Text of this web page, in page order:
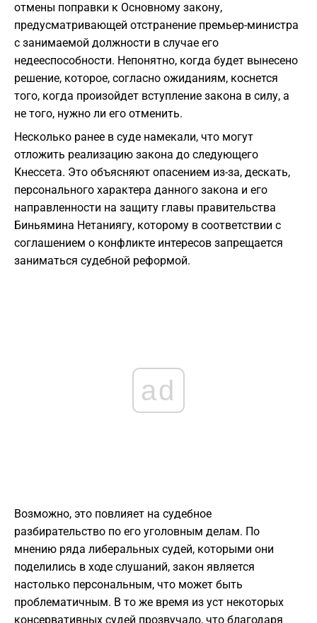
отмены поправки к Основному закону,
предусматривающей отстранение премьер-министра
с занимаемой должности в случае его
недееспособности. Непонятно, когда будет вынесено
решение, которое, согласно ожиданиям, коснется
того, когда произойдет вступление закона в силу, а
не того, нужно ли его отменить.
Несколько ранее в суде намекали, что могут
отложить реализацию закона до следующего
Кнессета. Это объясняют опасением из-за, дескать,
персонального характера данного закона и его
направленности на защиту главы правительства
Биньямина Нетаниягу, которому в соответствии с
соглашением о конфликте интересов запрещается
заниматься судебной реформой.
ad
Возможно, это повлияет на судебное
разбирательство по его уголовным делам. По
мнению ряда либеральных судей, которыми они
поделились в ходе слушаний, закон является
настолько персональным, что может быть
проблематичным. В то же время из уст некоторых
консервативных судей прозвучало, что благодаря